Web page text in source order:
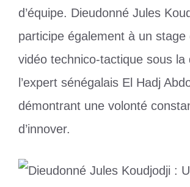
d’équipe. Dieudonné Jules
participe également à un stage
vidéo technico-tactique sous la
l’expert sénégalais El Hadj
démontrant une volonté
d’innover.